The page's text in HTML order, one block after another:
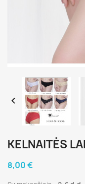

KELNAITĖS
8,00 €